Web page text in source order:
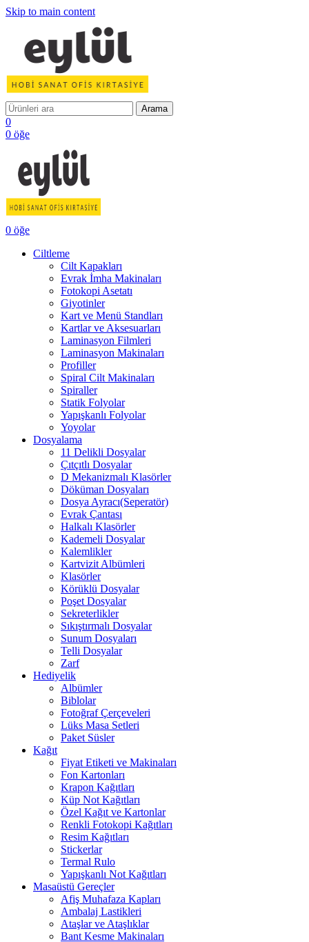
Skip to main content
Arama
0
0 öğe
0 öğe
Ciltleme
Cilt Kapakları
Evrak İmha Makinaları
Fotokopi Asetatı
Giyotinler
Kart ve Menü Standları
Kartlar ve Aksesuarları
Laminasyon Filmleri
Laminasyon Makinaları
Profiller
Spiral Cilt Makinaları
Spiraller
Statik Folyolar
Yapışkanlı Folyolar
Yoyolar
Dosyalama
11 Delikli Dosyalar
Çıtçıtlı Dosyalar
D Mekanizmalı Klasörler
Döküman Dosyaları
Dosya Ayracı(Seperatör)
Evrak Çantası
Halkalı Klasörler
Kademeli Dosyalar
Kalemlikler
Kartvizit Albümleri
Klasörler
Körüklü Dosyalar
Poşet Dosyalar
Sekreterlikler
Sıkıştırmalı Dosyalar
Sunum Dosyaları
Telli Dosyalar
Zarf
Hediyelik
Albümler
Biblolar
Fotoğraf Çerçeveleri
Lüks Masa Setleri
Paket Süsler
Kağıt
Fiyat Etiketi ve Makinaları
Fon Kartonları
Krapon Kağıtları
Küp Not Kağıtları
Özel Kağıt ve Kartonlar
Renkli Fotokopi Kağıtları
Resim Kağıtları
Stickerlar
Termal Rulo
Yapışkanlı Not Kağıtları
Masaüstü Gereçler
Afiş Muhafaza Kapları
Ambalaj Lastikleri
Ataşlar ve Ataşlıklar
Bant Kesme Makinaları